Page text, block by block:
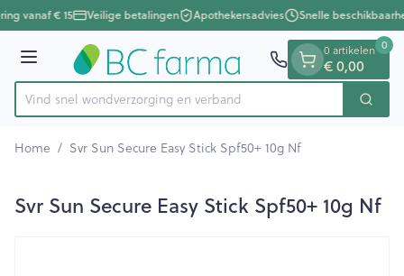
Ga naar de inhoud
1 van 1
vanaf € 15 Veilige betalingen Apothekersadvies Snelle
Menu
Product, merk, categorie...
Vind snel wondverzorging en verband Zoek
0 artikelen
€ 0,00
0
Home / Svr Sun Secure Easy Stick Spf50+ 10g Nf
Svr Sun Secure Easy Stick Spf50+ 10g Nf